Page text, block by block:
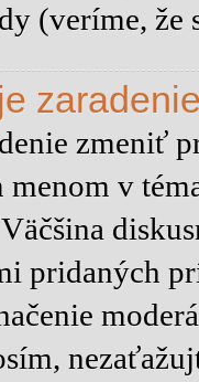
(veríme, že
zmeniť
v
pridaných